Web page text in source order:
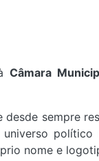
Câmara
sempre
nome e